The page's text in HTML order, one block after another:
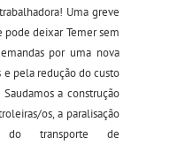
Uma greve
deixar Temer sem
por uma nova
e pela redução do custo
a construção
os, a paralisação
do transporte de